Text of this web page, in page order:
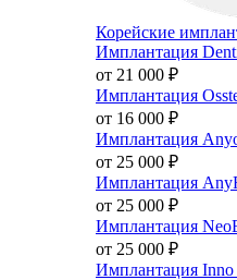
Корейские
Имплантация
от 21 000 ₽
Имплантация
от 16 000 ₽
Имплантация
от 25 000 ₽
Имплантация
от 25 000 ₽
Имплантация
от 25 000 ₽
Имплантация